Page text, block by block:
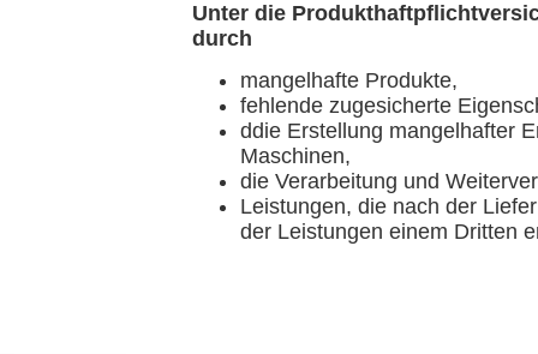
Unter die
durch
mangelhafte Produkte,
fehlende zugesicherte
ddie Erstellung mangelhafter
Maschinen,
die Verarbeitung und
Leistungen, die nach der
der Leistungen einem Dritten